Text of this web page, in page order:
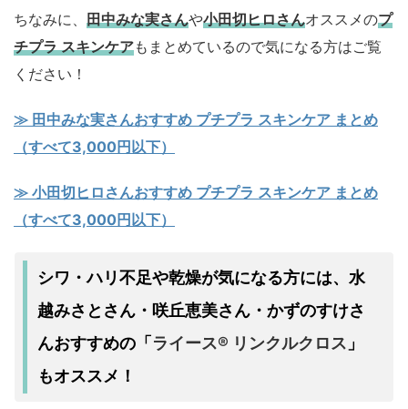
ちなみに、 田中みな実さんや小田切ヒロさんオススメのプ
チプラ スキンケアもまとめているので気になる方はご覧
ください！
≫ 田中みな実さんおすすめ プチプラ スキンケア まとめ
（すべて3,000円以下）
≫ 小田切ヒロさんおすすめ プチプラ スキンケア まとめ
（すべて3,000円以下）
シワ・ハリ不足や乾燥が気になる方には、水
越みさとさん・咲丘恵美さん・かずのすけさ
んおすすめの 「 ライース® リンクルクロス 」
もオススメ！